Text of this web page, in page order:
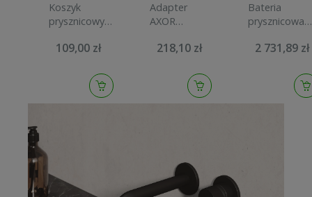
Koszyk
prysznicowy
narożny
109,00 zł
Adapter
AXOR
do montażu
42870000
218,10 zł
Bateria
prysznicowa
akcesoriów i
słuchawką
2 731,89 zł